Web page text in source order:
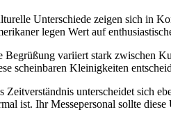
Unterschiede zeigen sich in
legen Wert auf
Begrüßung variiert stark zwischen
scheinbaren Kleinigkeiten
Zeitverständnis unterscheidet sich
ist. Ihr Messepersonal sollte